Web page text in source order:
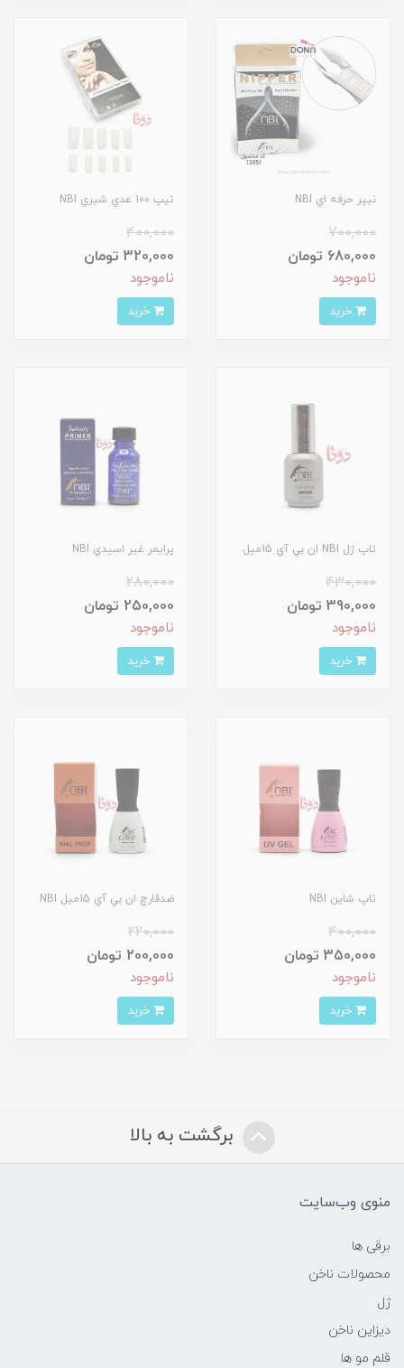
نيپر حرفه اي NBI
700,000
680,000 تومان
ناموجود
تيپ 100 عدي شيري NBI
400,000
320,000 تومان
ناموجود
تاپ ژل NBI ان بي آي 15ميل
430,000
390,000 تومان
ناموجود
پرايمر غير اسيدي NBI
280,000
250,000 تومان
ناموجود
تاپ شاين NBI
400,000
350,000 تومان
ناموجود
ضدقارچ ان بي آي 15ميل NBI
220,000
200,000 تومان
ناموجود
برگشت به بالا
منوی وب‌سایت
برقی ها
محصولات ناخن
ژل
دیزاین ناخن
قلم مو ها